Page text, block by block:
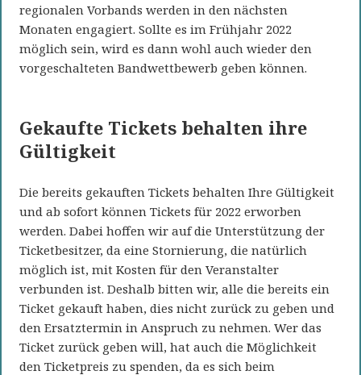
regionalen Vorbands werden in den nächsten
Monaten engagiert. Sollte es im Frühjahr 2022
möglich sein, wird es dann wohl auch wieder den
vorgeschalteten Bandwettbewerb geben können.
Gekaufte Tickets behalten ihre
Gültigkeit
Die bereits gekauften Tickets behalten Ihre Gültigkeit
und ab sofort können Tickets für 2022 erworben
werden. Dabei hoffen wir auf die Unterstützung der
Ticketbesitzer, da eine Stornierung, die natürlich
möglich ist, mit Kosten für den Veranstalter
verbunden ist. Deshalb bitten wir, alle die bereits ein
Ticket gekauft haben, dies nicht zurück zu geben und
den Ersatztermin in Anspruch zu nehmen. Wer das
Ticket zurück geben will, hat auch die Möglichkeit
den Ticketpreis zu spenden, da es sich beim